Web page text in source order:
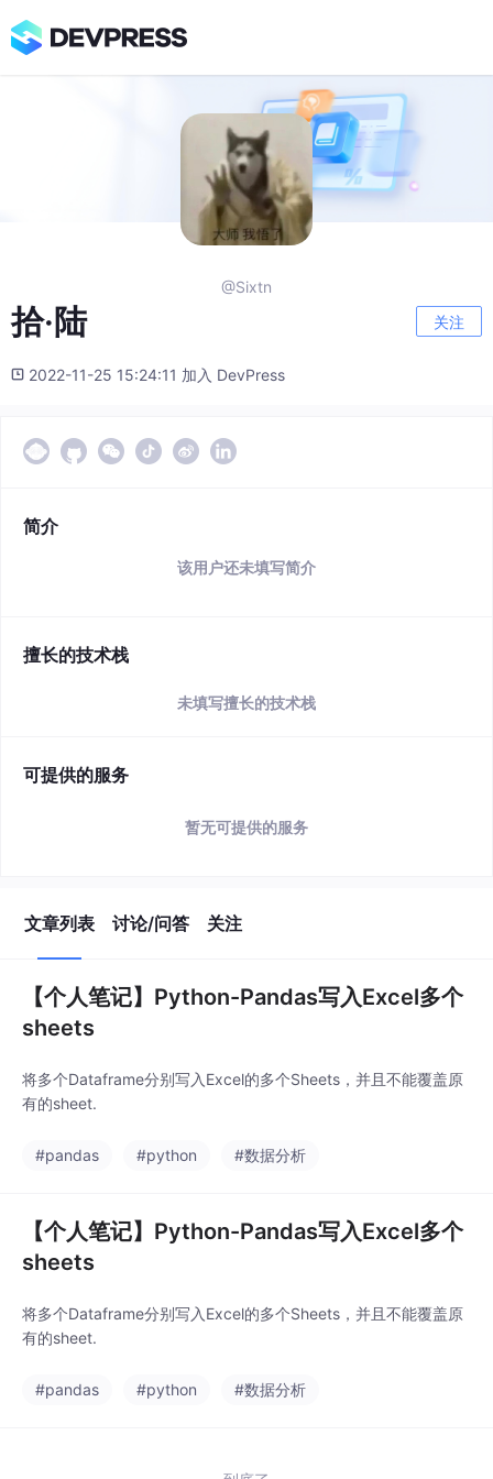
@Sixtn
拾·陆 关注
2022-11-25 15:24:11 加入 DevPress
简介
该用户还未填写简介
擅长的技术栈
未填写擅长的技术栈
可提供的服务
暂无可提供的服务
文章列表 讨论/问答 关注
【个人笔记】Python-Pandas写入Excel多个
sheets
将多个Dataframe分别写入Excel的多个Sheets，并且不能覆盖原
有的sheet.
#pandas #python #数据分析
【个人笔记】Python-Pandas写入Excel多个
sheets
将多个Dataframe分别写入Excel的多个Sheets，并且不能覆盖原
有的sheet.
#pandas #python #数据分析